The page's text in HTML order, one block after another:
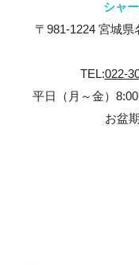
シャ
〒981-1224 宮城
TEL:022-
平日（月～金）
お盆